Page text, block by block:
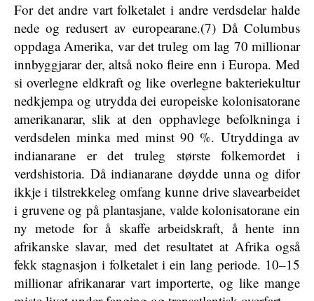
For det andre vart folketalet i andre verdsdelar halde
nede og redusert av europearane.(7) Då Columbus
oppdaga Amerika, var det truleg om lag 70 millionar
innbyggjarar der, altså noko fleire enn i Europa. Med
si overlegne eldkraft og like overlegne bakteriekultur
nedkjempa og utrydda dei europeiske kolonisatorane
amerikanarar, slik at den opphavlege befolkninga i
verdsdelen minka med minst 90 %. Utryddinga av
indianarane er det truleg største folkemordet i
verdshistoria. Då indianarane døydde unna og difor
ikkje i tilstrekkeleg omfang kunne drive slavearbeidet
i gruvene og på plantasjane, valde kolonisatorane ein
ny metode for å skaffe arbeidskraft, å hente inn
afrikanske slavar, med det resultatet at Afrika også
fekk stagnasjon i folketalet i ein lang periode. 10–15
millionar afrikanarar vart importerte, og like mange